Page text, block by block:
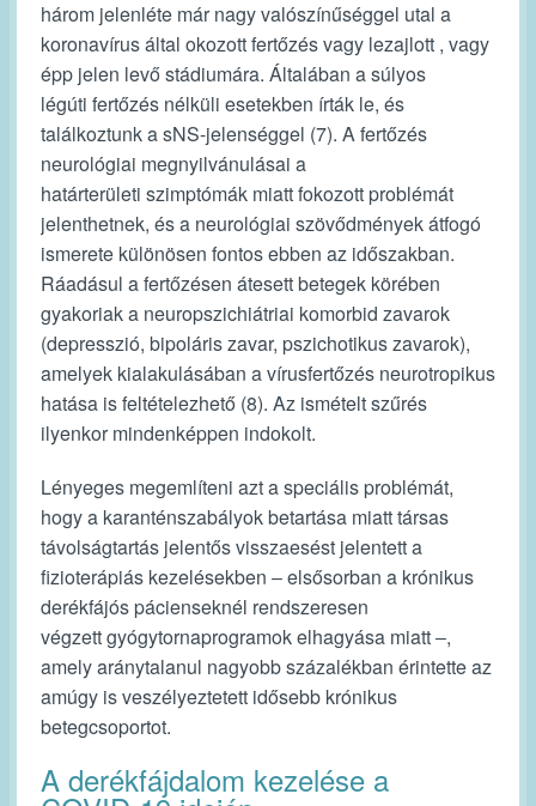
három jelenléte már nagy valószínűséggel utal a
koronavírus által okozott fertőzés vagy lezajlott , vagy
épp jelen levő stádiumára. Általában a súlyos
légúti fertőzés nélküli esetekben írták le, és
találkoztunk a sNS-jelenséggel (7). A fertőzés
neurológiai megnyilvánulásai a
határterületi szimptómák miatt fokozott problémát
jelenthetnek, és a neurológiai szövődmények átfogó
ismerete különösen fontos ebben az időszakban.
Ráadásul a fertőzésen átesett betegek körében
gyakoriak a neuropszichiátriai komorbid zavarok
(depresszió, bipoláris zavar, pszichotikus zavarok),
amelyek kialakulásában a vírusfertőzés neurotropikus
hatása is feltételezhető (8). Az ismételt szűrés
ilyenkor mindenképpen indokolt.
Lényeges megemlíteni azt a speciális problémát,
hogy a karanténszabályok betartása miatt társas
távolságtartás jelentős visszaesést jelentett a
fizioterápiás kezelésekben ‒ elsősorban a krónikus
derékfájós pácienseknél rendszeresen
végzett gyógytornaprogramok elhagyása miatt ‒,
amely aránytalanul nagyobb százalékban érintette az
amúgy is veszélyeztetett idősebb krónikus
betegcsoportot.
A derékfájdalom kezelése a